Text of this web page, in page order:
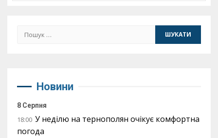
Пошук:
Новини
8 Серпня
18:00 У неділю на тернополян очікує комфортна
погода